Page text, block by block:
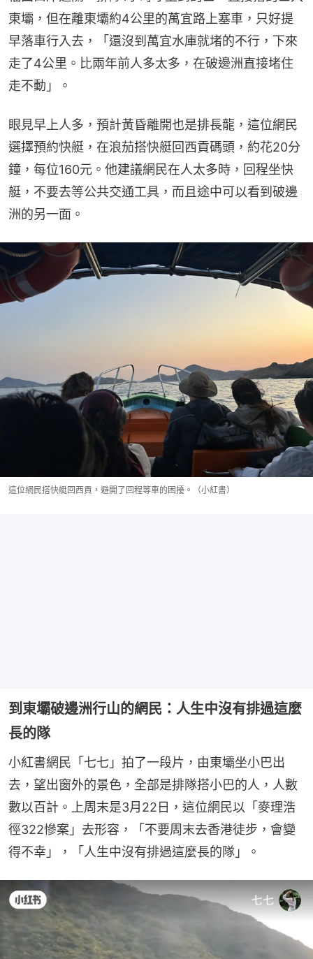
東壩，但在離東壩約4公里的萬宜路上塞車，只好提
早落車行入去，「還沒到萬宜水庫就堵的不行，下來
走了4公里。比兩年前人多太多，在破邊洲直接堵住
走不動」。
眼見早上人多，預計黃昏離開也是排長龍，這位網民
選擇預約快艇，在浪茄搭快艇回西貢碼頭，約花20分
鐘，每位160元。他建議網民在人太多時，回程坐快
艇，不要去等公共交通工具，而且途中可以看到破邊
洲的另一面。
這位網民搭快艇回西貢，避開了回程等車的困擾。（小紅書）
到東壩破邊洲行山的網民：人生中沒有排過這麼
長的隊
小紅書網民「七七」拍了一段片，由東壩坐小巴出
去，望出窗外的景色，全部是排隊搭小巴的人，人數
數以百計。上周末是3月22日，這位網民以「麥理浩
徑322慘案」去形容，「不要周末去香港徒步，會變
得不幸」，「人生中沒有排過這麼長的隊」。